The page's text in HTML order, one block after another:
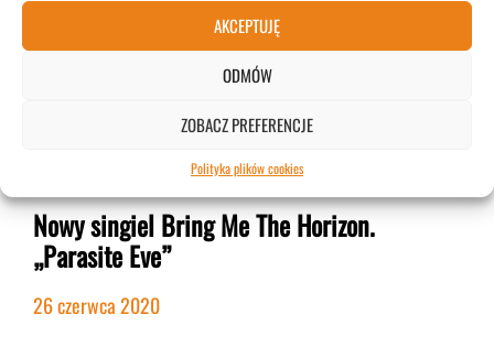
AKCEPTUJĘ
ODMÓW
ZOBACZ PREFERENCJE
Polityka plików cookies
Nowy singiel Bring Me The Horizon.
„Parasite Eve”
26 czerwca 2020